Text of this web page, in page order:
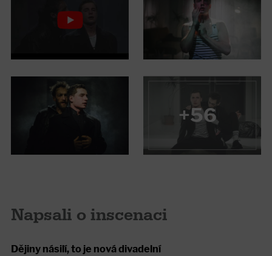
+56
Napsali o inscenaci
Dějiny násilí, to je nová divadelní